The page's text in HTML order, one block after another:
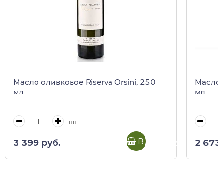
Масло оливковое Riserva Orsini, 250
мл
шт
3 399 руб. В корзину
мл
2